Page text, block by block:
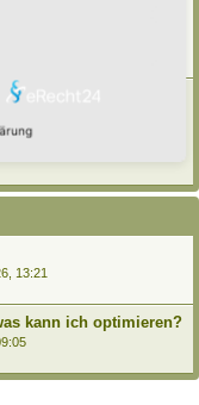
Eurer
2026, 18:08
13:21
kann ich optimieren?